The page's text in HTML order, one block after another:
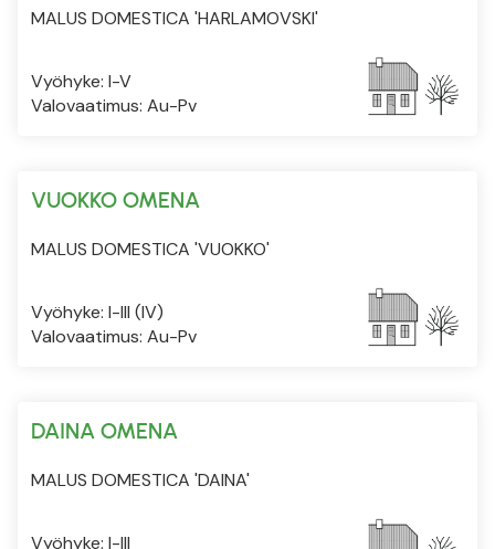
MALUS DOMESTICA 'HARLAMOVSKI'
Vyöhyke: I-V
Valovaatimus: Au-Pv
VUOKKO OMENA
MALUS DOMESTICA 'VUOKKO'
Vyöhyke: I-III (IV)
Valovaatimus: Au-Pv
DAINA OMENA
MALUS DOMESTICA 'DAINA'
Vyöhyke: I-III